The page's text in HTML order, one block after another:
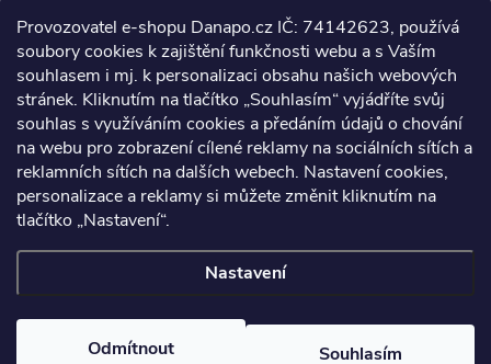
Provozovatel e-shopu Danapo.cz IČ: 74142623, používá
soubory cookies k zajištění funkčnosti webu a s Vaším
souhlasem i mj. k personalizaci obsahu našich webových
stránek. Kliknutím na tlačítko „Souhlasím“ vyjádříte svůj
souhlas s využíváním cookies a předáním údajů o chování
na webu pro zobrazení cílené reklamy na sociálních sítích a
reklamních sítích na dalších webech. Nastavení cookies,
personalizace a reklamy si můžete změnit kliknutím na
tlačítko „Nastavení“.
Nastavení
Odmítnout Souhlasím
Dotazník
Co upřednosťnujete?
Počet hlasů:437
Facebook
Upravit nastavení cookies